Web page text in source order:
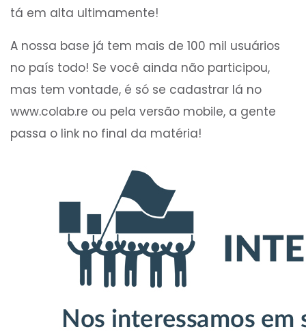
tá em alta ultimamente!
A nossa base já tem mais de 100 mil usuários
no país todo! Se você ainda não participou,
mas tem vontade, é só se cadastrar lá no
www.colab.re ou pela versão mobile, a gente
passa o link no final da matéria!